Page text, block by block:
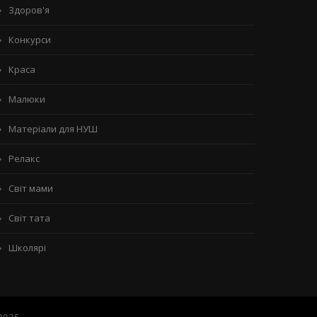
Здоров'я
Конкурси
Краса
Малюки
Матеріали для НУШ
Релакс
Світ мами
Світ тата
Школярі